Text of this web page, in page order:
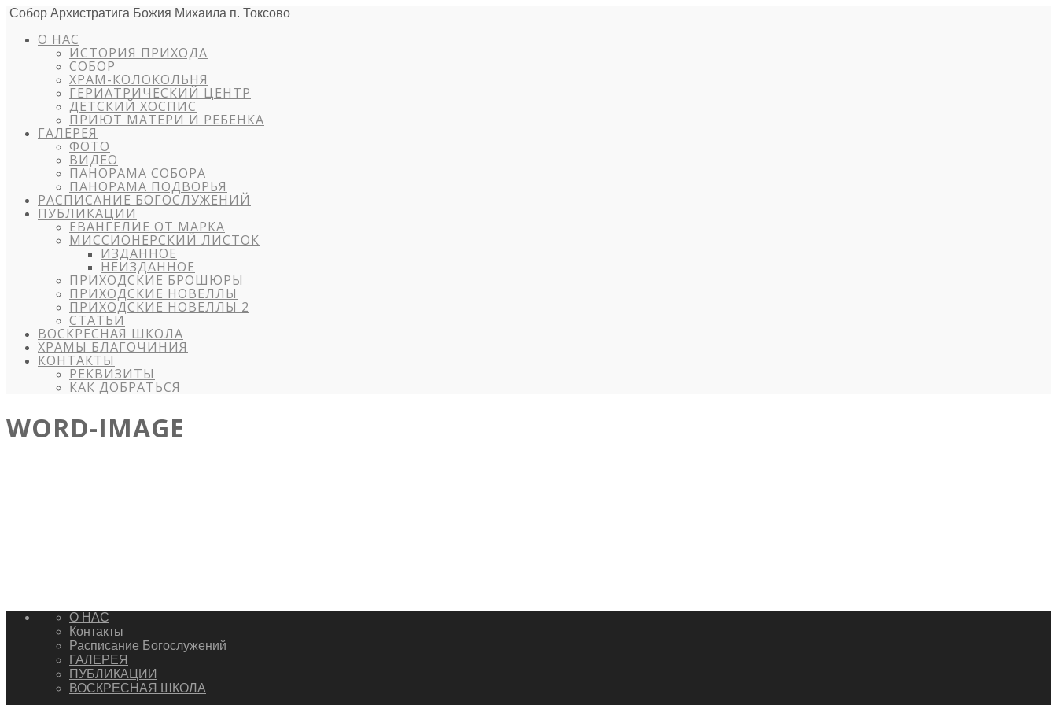
Собор Архистратига Божия Михаила п. Токсово
О НАС
ИСТОРИЯ ПРИХОДА
СОБОР
ХРАМ-КОЛОКОЛЬНЯ
ГЕРИАТРИЧЕСКИЙ ЦЕНТР
ДЕТСКИЙ ХОСПИС
ПРИЮТ МАТЕРИ И РЕБЕНКА
ГАЛЕРЕЯ
ФОТО
ВИДЕО
ПАНОРАМА СОБОРА
ПАНОРАМА ПОДВОРЬЯ
РАСПИСАНИЕ БОГОСЛУЖЕНИЙ
ПУБЛИКАЦИИ
ЕВАНГЕЛИЕ ОТ МАРКА
МИССИОНЕРСКИЙ ЛИСТОК
ИЗДАННОЕ
НЕИЗДАННОЕ
ПРИХОДСКИЕ БРОШЮРЫ
ПРИХОДСКИЕ НОВЕЛЛЫ
ПРИХОДСКИЕ НОВЕЛЛЫ 2
СТАТЬИ
ВОСКРЕСНАЯ ШКОЛА
ХРАМЫ БЛАГОЧИНИЯ
КОНТАКТЫ
РЕКВИЗИТЫ
КАК ДОБРАТЬСЯ
WORD-IMAGE
О НАС
Контакты
Расписание Богослужений
ГАЛЕРЕЯ
ПУБЛИКАЦИИ
ВОСКРЕСНАЯ ШКОЛА